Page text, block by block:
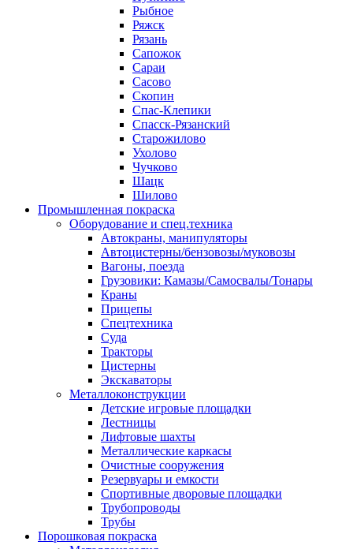
Рыбное
Ряжск
Рязань
Сапожок
Сараи
Сасово
Скопин
Спас-Клепики
Спасск-Рязанский
Старожилово
Ухолово
Чучково
Шацк
Шилово
Промышленная покраска
Оборудование и спец.техника
Автокраны, манипуляторы
Автоцистерны/бензовозы/муковозы
Вагоны, поезда
Грузовики: Камазы/Самосвалы/Тонары
Краны
Прицепы
Спецтехника
Суда
Тракторы
Цистерны
Экскаваторы
Металлоконструкции
Детские игровые площадки
Лестницы
Лифтовые шахты
Металлические каркасы
Очистные сооружения
Резервуары и емкости
Спортивные дворовые площадки
Трубопроводы
Трубы
Порошковая покраска